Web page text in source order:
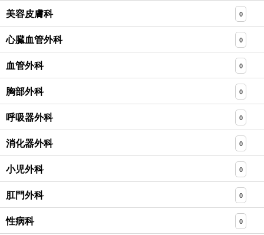
美容皮膚科 0
心臓血管外科 0
血管外科 0
胸部外科 0
呼吸器外科 0
消化器外科 0
小児外科 0
肛門外科 0
性病科 0